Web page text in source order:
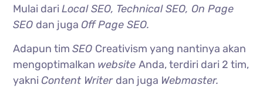
Mulai dariLocal SEO, Technical SEO, On Page
SEO dan juga Off Page SEO.
Adapun timSEO Creativism yang nantinya akan
mengoptimalkan websiteAnda, terdiri dari 2 tim,
yakni Content Writer dan juga Webmaster.